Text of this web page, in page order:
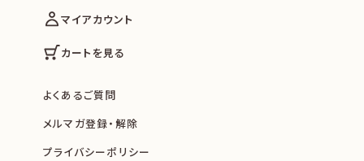
マイアカウント
カートを見る
よくあるご質問
メルマガ登録・解除
プライバシーポリシー